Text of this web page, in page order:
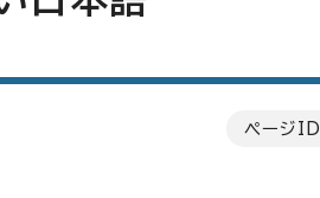
ページID